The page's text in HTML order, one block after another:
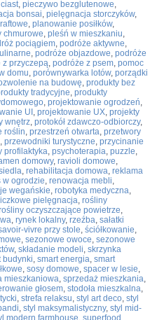
, pieczywo bezglutenowe,
bonsai, pielęgnacja storczyków,
, planowanie posiłków,
chmurowe, pleśń w mieszkaniu,
pociągiem, podróże aktywne,
, podróże objazdowe, podróże
z przyczepą, podróże z psem, pomoc
domu, porównywarka lotów, porządki
na budowę, produkty bez
tradycyjne, produkty
, projektowanie ogrodzeń,
UI , projektowanie UX, projekty
wnętrz, protokół zdawczo-odbiorczy,
roślin, przestrzeń otwarta, przetwory
, przewodniki turystyczne, przycinanie
profilaktyka, psychoterapia, puzzle,
domowy, ravioli domowe,
, rehabilitacja domowa, reklama
w ogrodzie, renowacja mebli,
wegańskie, robotyka medyczna,
pielęgnacja, rośliny
oczyszczające powietrze,
, rynek lokalny, rzeźba, sałatki
vivre przy stole, ściółkowanie,
, sezonowe owoce, sezonowe
, składanie modeli, skrzynka
budynki, smart energia, smart
, sosy domowe, spacer w lesie,
mieszkaniowa, sprzedaż mieszkania,
głosem, stodoła mieszkalna,
, strefa relaksu, styl art deco, styl
, styl maksymalistyczny, styl mid-
modern farmhouse, superfood